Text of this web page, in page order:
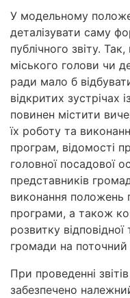
У модельному
деталізувати саму
публічного звіту.
міського голови чи
ради мало б
відкритих зустрічах
повинен містити
їх роботу та
програм, відомості
головної посадової
представників
виконання положень
програми, а також
розвитку відповідної
громади на поточний
При проведенні
забезпечено